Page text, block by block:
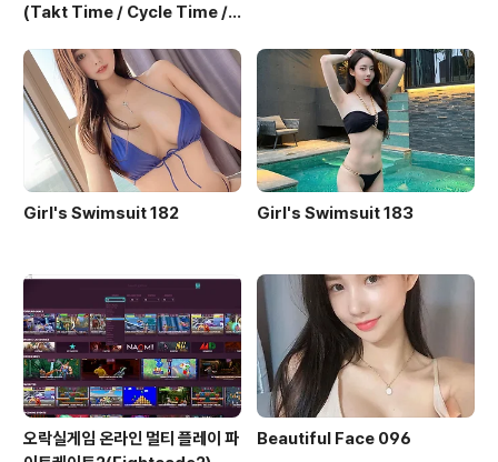
(Takt Time / Cycle Time / L
Girl's Swimsuit 182 Girl's Swimsuit 183
오락실게임 온라인 멀티 플레이 파
Beautiful Face 096